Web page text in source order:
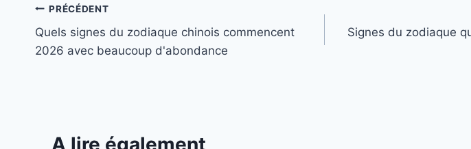
Navigation
de
PRÉCÉDENT
Quels signes du zodiaque chinois commencent
2026 avec beaucoup d'abondance
Signes du zodiaque
A lire également